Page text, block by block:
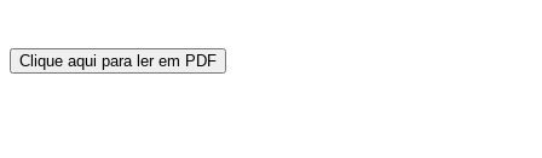
Clique aqui para ler em PDF